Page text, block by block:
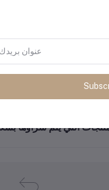
التي يتم شراؤها